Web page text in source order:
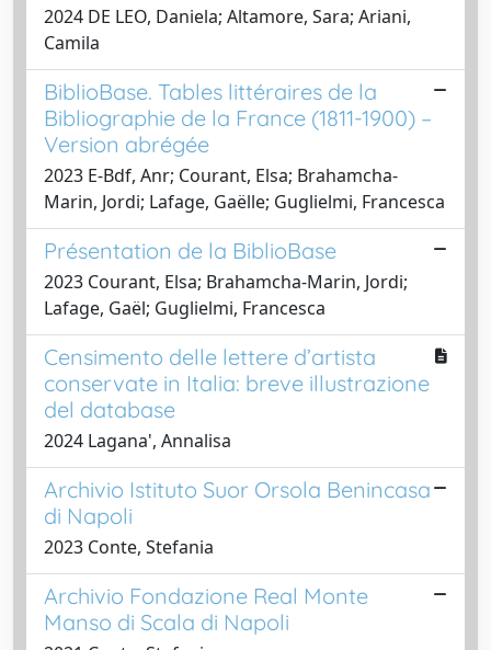
2024 DE LEO, Daniela; Altamore, Sara; Ariani,
Camila
BiblioBase. Tables littéraires de la
Bibliographie de la France (1811-1900) –
Version abrégée
2023 E-Bdf, Anr; Courant, Elsa; Brahamcha-
Marin, Jordi; Lafage, Gaëlle; Guglielmi, Francesca
Présentation de la BiblioBase
2023 Courant, Elsa; Brahamcha-Marin, Jordi;
Lafage, Gaël; Guglielmi, Francesca
Censimento delle lettere d’artista
conservate in Italia: breve illustrazione
del database
2024 Lagana', Annalisa
Archivio Istituto Suor Orsola Benincasa
di Napoli
2023 Conte, Stefania
Archivio Fondazione Real Monte
Manso di Scala di Napoli